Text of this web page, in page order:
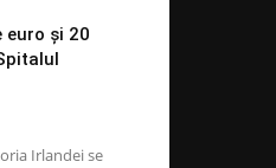
euro și 20
Irlandei se